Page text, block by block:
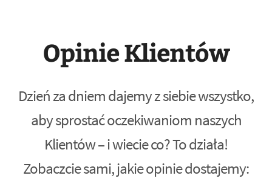
Opinie Klientów
Dzień za dniem dajemy z siebie wszystko,
aby sprostać oczekiwaniom naszych
Klientów – i wiecie co? To działa!
Zobaczcie sami, jakie opinie dostajemy: